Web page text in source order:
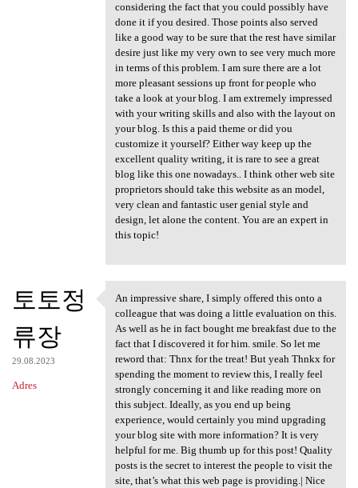
considering the fact that you could possibly have
done it if you desired. Those points also served
like a good way to be sure that the rest have similar
desire just like my very own to see very much more
in terms of this problem. I am sure there are a lot
more pleasant sessions up front for people who
take a look at your blog. I am extremely impressed
with your writing skills and also with the layout on
your blog. Is this a paid theme or did you
customize it yourself? Either way keep up the
excellent quality writing, it is rare to see a great
blog like this one nowadays.. I think other web site
proprietors should take this website as an model,
very clean and fantastic user genial style and
design, let alone the content. You are an expert in
this topic!
토토정
류장
29.08.2023
Adres
An impressive share, I simply
An impressive share, I simply offered this onto a
colleague that was doing a little evaluation on this.
As well as he in fact bought me breakfast due to the
fact that I discovered it for him. smile. So let me
reword that: Thnx for the treat! But yeah Thnkx for
spending the moment to review this, I really feel
strongly concerning it and like reading more on
this subject. Ideally, as you end up being
experience, would certainly you mind upgrading
your blog site with more information? It is very
helpful for me. Big thumb up for this post! Quality
posts is the secret to interest the people to visit the
site, that’s what this web page is providing.| Nice